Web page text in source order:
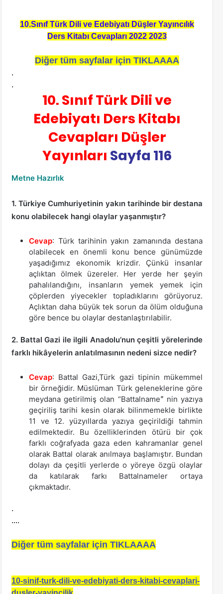
10.Sınıf Türk Dili ve Edebiyatı Düşler Yayıncılık
Ders Kitabı Cevapları 2022 2023
Diğer tüm sayfalar için TIKLAAAA
.
.
10. Sınıf Türk Dili ve
Edebiyatı Ders Kitabı
Cevapları Düşler
Yayınları Sayfa 116
Metne Hazırlık
1. Türkiye Cumhuriyetinin yakın tarihinde bir destana
konu olabilecek hangi olaylar yaşanmıştır?
Cevap: Türk tarihinin yakın zamanında destana
olabilecek en önemli konu bence günümüzde
yaşadığımız ekonomik krizdir. Çünkü insanlar
açlıktan ölmek üzereler. Her yerde her şeyin
pahalılandığını, insanların yemek yemek için
çöplerden yiyecekler topladıklarını görüyoruz.
Açlıktan daha büyük tek sorun da ölüm olduğuna
göre bence bu olaylar destanlaştırılabilir.
2. Battal Gazi ile ilgili Anadolu’nun çeşitli yörelerinde
farklı hikâyelerin anlatılmasının nedeni sizce nedir?
Cevap: Battal Gazi,Türk gazi tipinin mükemmel
bir örneğidir. Müslüman Türk geleneklerine göre
meydana getirilmiş olan “Battalnameˮ nin yazıya
geçiriliş tarihi kesin olarak bilinmemekle birlikte
11 ve 12. yüzyıllarda yazıya geçirildiği tahmin
edilmektedir. Bu özelliklerinden ötürü bir çok
farklı coğrafyada gaza eden kahramanlar genel
olarak Battal olarak anılmaya başlamıştır. Bundan
dolayı da çeşitli yerlerde o yöreye özgü olaylar
da katılarak farkı Battalnameler ortaya
çıkmaktadır.
.
....
Diğer tüm sayfalar için TIKLAAAA
10-sinif-turk-dili-ve-edebiyati-ders-kitabi-cevaplari-